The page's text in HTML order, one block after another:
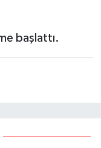
başlattı.